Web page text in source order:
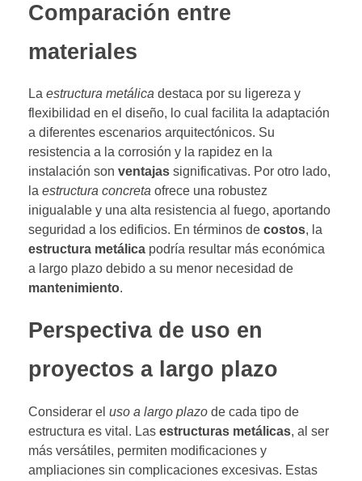
Comparación entre
materiales
La estructura metálica destaca por su ligereza y
flexibilidad en el diseño, lo cual facilita la adaptación
a diferentes escenarios arquitectónicos. Su
resistencia a la corrosión y la rapidez en la
instalación son ventajas significativas. Por otro lado,
la estructura concreta ofrece una robustez
inigualable y una alta resistencia al fuego, aportando
seguridad a los edificios. En términos de costos, la
estructura metálica podría resultar más económica
a largo plazo debido a su menor necesidad de
mantenimiento.
Perspectiva de uso en
proyectos a largo plazo
Considerar el uso a largo plazo de cada tipo de
estructura es vital. Las estructuras metálicas, al ser
más versátiles, permiten modificaciones y
ampliaciones sin complicaciones excesivas. Estas